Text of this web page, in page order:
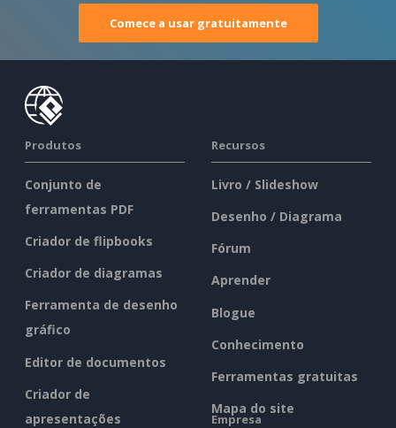
Comece a usar gratuitamente
Produtos
Conjunto de
ferramentas PDF
Criador de flipbooks
Criador de diagramas
Ferramenta de desenho
gráfico
Editor de documentos
Criador de
apresentações
Recursos
Livro / Slideshow
Desenho / Diagrama
Fórum
Aprender
Blogue
Conhecimento
Ferramentas gratuitas
Mapa do site
Empresa